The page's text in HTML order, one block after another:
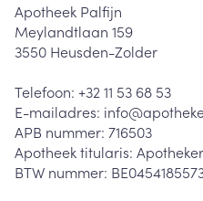
Apotheek Palfijn
Meylandtlaan 159
3550 Heusden-Zolder
Telefoon: +32 11 53 68 53
E-mailadres: info@
APB nummer: 716503
Apotheek titularis:
BTW nummer: